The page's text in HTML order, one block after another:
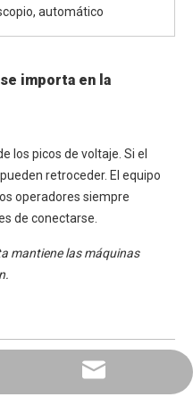
automático
importa en la
los picos de voltaje. Si el
retroceder. El equipo
operadores siempre
de conectarse.
mantiene las máquinas
0808